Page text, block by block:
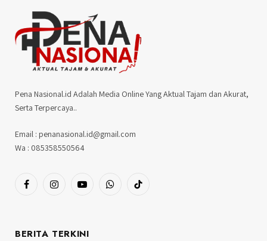
Pena Nasional.id Adalah Media Online Yang Aktual Tajam dan Akurat,
Serta Terpercaya..
Email : penanasional.id@gmail.com
Wa : 085358550564
FacebookInstagramYouTubeWhatsAppTikTok
BERITA TERKINI